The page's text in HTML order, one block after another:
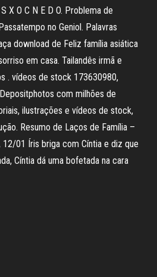
X O C N E D O. Problema de
no Geniol. Palavras
download de Feliz família asiática
em casa. Tailandês irmã e
. vídeos de stock 173630980,
com milhões de
ilustrações e vídeos de stock,
Resumo de Laços de Família –
01 Íris briga com Cíntia e diz que
Cíntia dá uma bofetada na cara